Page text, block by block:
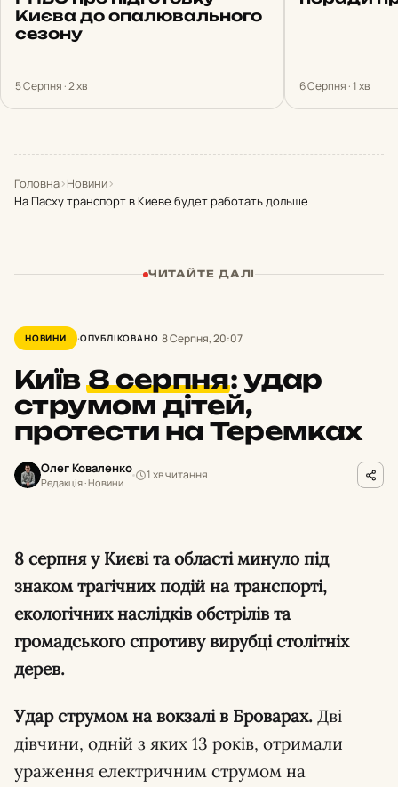
Києва до опалювального
сезону
5 Серпня · 2 хв 6 Серпня · 1 хв
Головна›Новини›
На Пасху транспорт в Киеве будет работать дольше
ЧИТАЙТЕ ДАЛІ
НОВИНИ ОПУБЛІКОВАНО 8 Серпня, 20:07
Київ8 серпня: удар
струмом дітей,
протести на Теремках
Олег Коваленко
Редакція · Новини
1 хв читання
8 серпня у Києві та області минуло під
знаком трагічних подій на транспорті,
екологічних наслідків обстрілів та
громадського спротиву вирубці столітніх
дерев.
Удар струмом на вокзалі в Броварах. Дві
дівчини, одній з яких 13 років, отримали
ураження електричним струмом на